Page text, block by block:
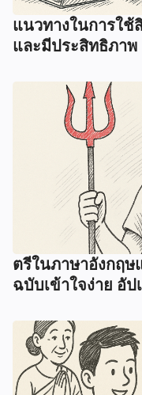
แนวทางในการใ
และมีประสิทธิภาพ
ตรีในภาษาอังกฤ
ฉบับเข้าใจง่าย อัป